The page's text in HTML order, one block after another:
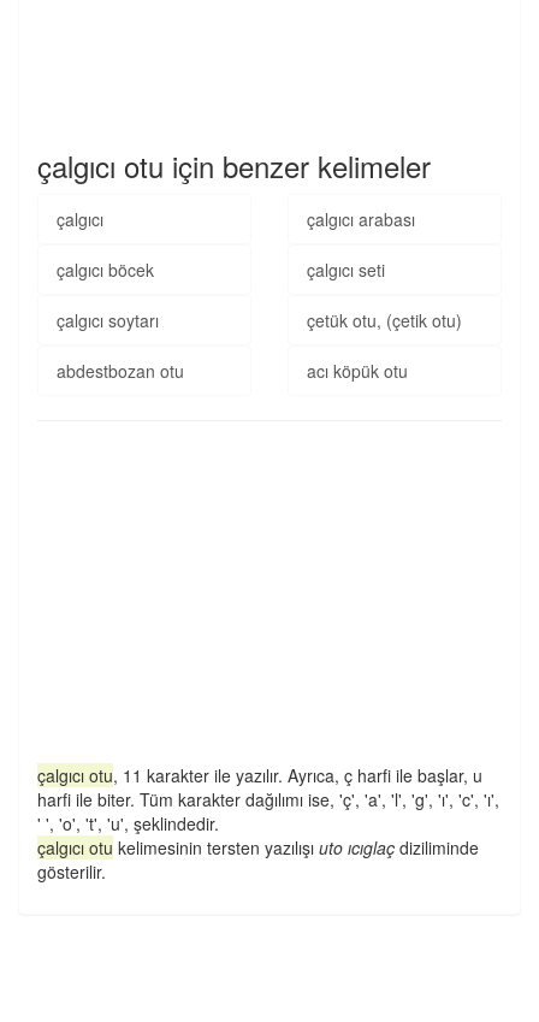
çalgıcı otu için benzer kelimeler
çalgıcı çalgıcı arabası
çalgıcı böcek çalgıcı seti
çalgıcı soytarı çetük otu, (çetik otu)
abdestbozan otu acı köpük otu
çalgıcı otu, 11 karakter ile yazılır. Ayrıca, ç harfi ile başlar, u
harfi ile biter. Tüm karakter dağılımı ise, 'ç', 'a', 'l', 'g', 'ı', 'c', 'ı',
' ', 'o', 't', 'u', şeklindedir.
çalgıcı otu kelimesinin tersten yazılışı uto ıcıglaç diziliminde
gösterilir.